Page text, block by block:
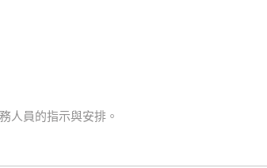
人員的指示與安排。